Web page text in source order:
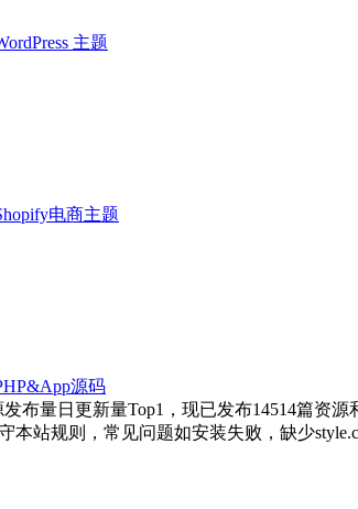
主题
电商主题
源码
布量日更新量Top1，现已发布14514篇资
本站规则，常见问题如安装失败，缺少